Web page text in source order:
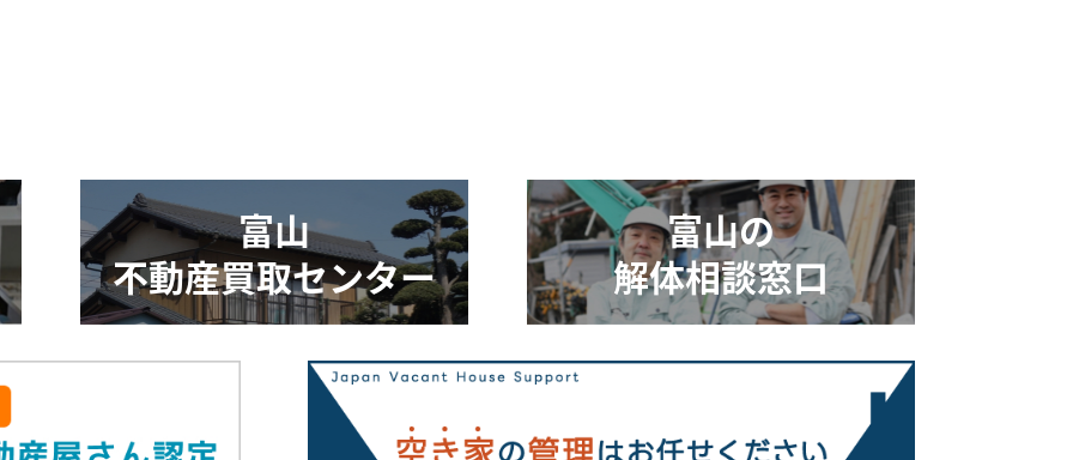
富山
不動産買取センター
富山の
解体相談窓口